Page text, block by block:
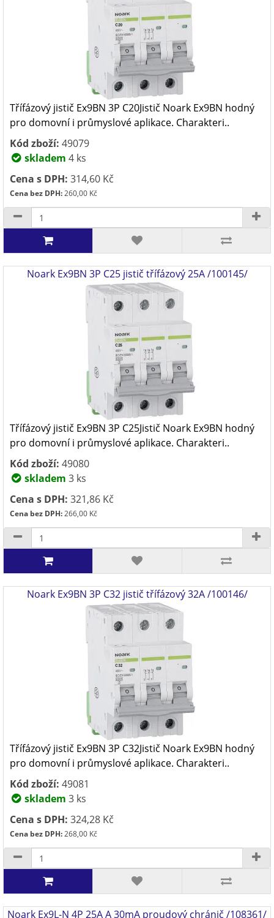
Třífázový jistič Ex9BN 3P C20Jistič Noark Ex9BN hodný
pro domovní i průmyslové aplikace. Charakteri..
Kód zboží: 49079
skladem 4 ks
Cena s DPH: 314,60 Kč
Cena bez DPH:260,00 Kč
Noark Ex9BN 3P C25 jistič třífázový 25A /100145/
Třífázový jistič Ex9BN 3P C25Jistič Noark Ex9BN hodný
pro domovní i průmyslové aplikace. Charakteri..
Kód zboží: 49080
skladem 3 ks
Cena s DPH: 321,86 Kč
Cena bez DPH:266,00 Kč
Noark Ex9BN 3P C32 jistič třífázový 32A /100146/
Třífázový jistič Ex9BN 3P C32Jistič Noark Ex9BN hodný
pro domovní i průmyslové aplikace. Charakteri..
Kód zboží: 49081
skladem 3 ks
Cena s DPH: 324,28 Kč
Cena bez DPH:268,00 Kč
Noark Ex9L-N 4P 25A A 30mA proudový chránič /108361/